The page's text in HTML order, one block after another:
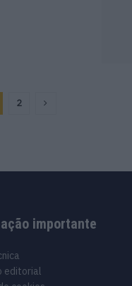
2
importante
editorial